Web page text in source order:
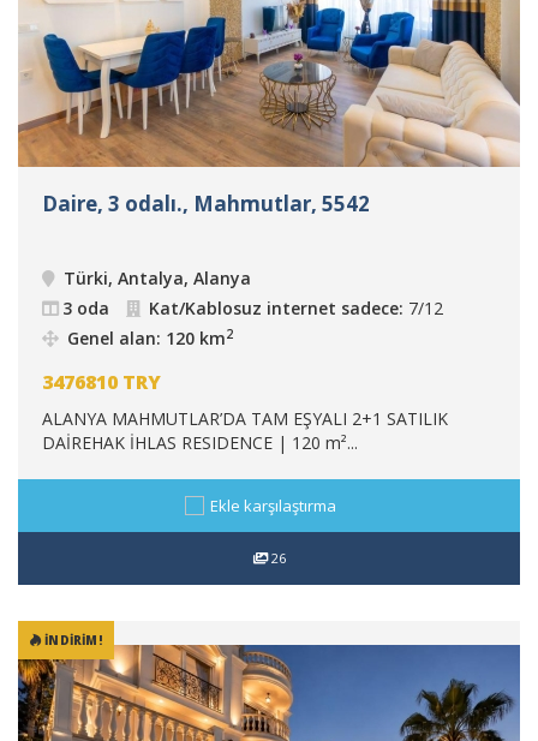
Daire, 3 odalı., Mahmutlar, 5542
Türki, Antalya, Alanya
3 oda
Kat/Kablosuz internet sadece: 7/12
Genel alan: 120 km2
3476810 TRY
ALANYA MAHMUTLAR’DA TAM EŞYALI 2+1 SATILIK
DAİREHAK İHLAS RESIDENCE | 120 m²...
Ekle karşılaştırma
26
İNDIRIM!